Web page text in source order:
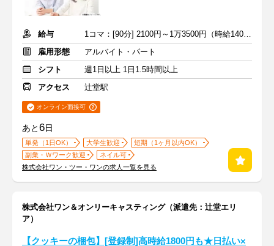
給与
1コマ：[90分] 2100円～1万3500円（時給1400円～9000円）+交通費
雇用形態
アルバイト・パート
シフト
週1日以上 1日1.5時間以上
アクセス
辻堂駅
オンライン面接可
あと6日
単発（1日OK） 大学生歓迎
短期（1ヶ月以内OK）
副業・Ｗワーク歓迎
ネイル可
株式会社ワン・ツー・ワンの求人一覧を見る
株式会社ワン＆オンリーキャスティング（派遣先：辻堂エリ
ア）
【クッキーの梱包】[登録制]高時給1800円も★日払い×